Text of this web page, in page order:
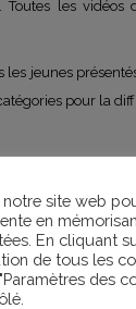
les vidéos
les jeunes
pour la
site web
en
En cliquant
de tous les
des